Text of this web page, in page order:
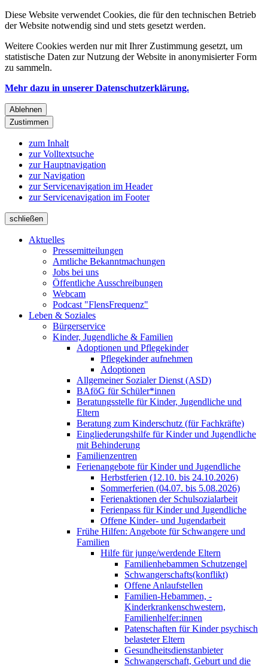
Diese Website verwendet Cookies, die für den technischen Betrieb
der Website notwendig sind und stets gesetzt werden.
Weitere Cookies werden nur mit Ihrer Zustimmung gesetzt, um
statistische Daten zur Nutzung der Website in anonymisierter Form
zu sammeln.
Mehr dazu in unserer Datenschutzerklärung.
Ablehnen
Zustimmen
zum Inhalt
zur Volltextsuche
zur Hauptnavigation
zur Navigation
zur Servicenavigation im Header
zur Servicenavigation im Footer
schließen
Aktuelles
Pressemitteilungen
Amtliche Bekanntmachungen
Jobs bei uns
Öffentliche Ausschreibungen
Webcam
Podcast "FlensFrequenz"
Leben & Soziales
Bürgerservice
Kinder, Jugendliche & Familien
Adoptionen und Pflegekinder
Pflegekinder aufnehmen
Adoptionen
Allgemeiner Sozialer Dienst (ASD)
BAföG für Schüler*innen
Beratungsstelle für Kinder, Jugendliche und
Eltern
Beratung zum Kinderschutz (für Fachkräfte)
Eingliederungshilfe für Kinder und Jugendliche
mit Behinderung
Familienzentren
Ferienangebote für Kinder und Jugendliche
Herbstferien (12.10. bis 24.10.2026)
Sommerferien (04.07. bis 5.08.2026)
Ferienaktionen der Schulsozialarbeit
Ferienpass für Kinder und Jugendliche
Offene Kinder- und Jugendarbeit
Frühe Hilfen: Angebote für Schwangere und
Familien
Hilfe für junge/werdende Eltern
Familienhebammen Schutzengel
Schwangerschafts(konflikt)
Offene Anlaufstellen
Familien-Hebammen, -
Kinderkrankenschwestern,
Familienhelfer:innen
Patenschaften für Kinder psychisch
belasteter Eltern
Gesundheitsdienstanbieter
Schwangerschaft, Geburt und die